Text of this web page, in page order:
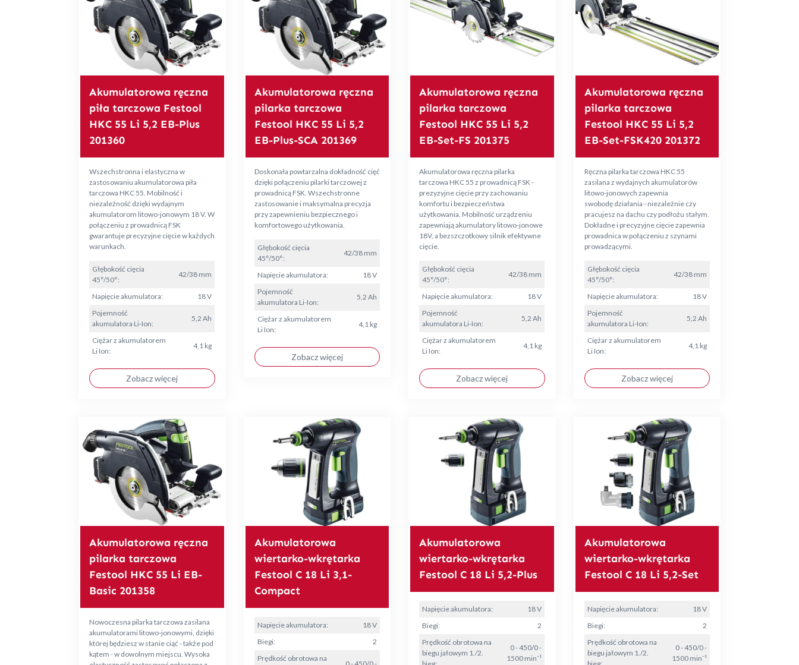
Akumulatorowa ręczna
piła tarczowa Festool
HKC 55 Li 5,2 EB-Plus
201360
Wszechstronna i elastyczna w
zastosowaniu akumulatorowa piła
tarczowa HKC 55. Mobilność i
niezależność dzięki wydajnym
akumulatorom litowo-jonowym 18 V. W
połączeniu z prowadnicą FSK
gwarantuje precyzyjne cięcie w każdych
warunkach.
Głębokość cięcia
45°/50°:
42/38 mm
Napięcie akumulatora:
18 V
Pojemność
akumulatora Li-Ion:
5,2 Ah
Ciężar z akumulatorem
Li Ion:
4,1 kg
Zobacz więcej
Akumulatorowa ręczna
pilarka tarczowa
Festool HKC 55 Li 5,2
EB-Plus-SCA 201369
Doskonała powtarzalna dokładność cięć
dzięki połączeniu pilarki tarczowej z
prowadnicą FSK. Wszechstronne
zastosowanie i maksymalna precyzja
przy zapewnieniu bezpiecznego i
komfortowego użytkowania.
Głębokość cięcia
45°/50°:
42/38 mm
Napięcie akumulatora:
18 V
Pojemność
akumulatora Li-Ion:
5,2 Ah
Ciężar z akumulatorem
Li Ion:
4,1 kg
Zobacz więcej
Akumulatorowa ręczna
pilarka tarczowa
Festool HKC 55 Li 5,2
EB-Set-FS 201375
Akumulatorowa ręczna pilarka
tarczowa HKC 55 z prowadnicą FSK -
prezyzyjne cięcie przy zachowaniu
komfortu i bezpieczeństwa
użytkowania. Mobilność urządzeniu
zapewniają akumulatory litowo-jonowe
18V, a bezszczotkowy silnik efektywne
cięcie.
Głębokość cięcia
45°/50°:
42/38 mm
Napięcie akumulatora:
18 V
Pojemność
akumulatora Li-Ion:
5,2 Ah
Ciężar z akumulatorem
Li Ion:
4,1 kg
Zobacz więcej
Akumulatorowa ręczna
pilarka tarczowa
Festool HKC 55 Li 5,2
EB-Set-FSK420 201372
Ręczna pilarka tarczowa HKC 55
zasilana z wydajnych akumulatorów
litowo-jonowych zapewnia
swobodę działania - niezależnie czy
pracujesz na dachu czy podłożu stałym.
Dokładne i precyzyjne cięcie zapewnia
prowadnica w połączeniu z szynami
prowadzącymi.
Głębokość cięcia
45°/50°:
42/38 mm
Napięcie akumulatora:
18 V
Pojemność
akumulatora Li-Ion:
5,2 Ah
Ciężar z akumulatorem
Li Ion:
4,1 kg
Zobacz więcej
Akumulatorowa ręczna
pilarka tarczowa
Festool HKC 55 Li EB-
Basic 201358
Nowoczesna pilarka tarczowa zasilana
akumulatorami litowo-jonowymi, dzięki
której będziesz w stanie ciąć - także pod
kątem - w dowolnym miejscu. Wysoka
Akumulatorowa
wiertarko-wkrętarka
Festool C 18 Li 3,1-
Compact
Napięcie akumulatora:
18 V
Biegi:
2
Prędkość obrotowa na
Akumulatorowa
wiertarko-wkrętarka
Festool C 18 Li 5,2-Plus
Napięcie akumulatora:
18 V
Biegi:
2
Prędkość obrotowa na
biegu jałowym 1./2.
0 - 450/0 -
1500 min⁻¹
Akumulatorowa
wiertarko-wkrętarka
Festool C 18 Li 5,2-Set
Napięcie akumulatora:
18 V
Biegi:
2
Prędkość obrotowa na
biegu jałowym 1./2.
0 - 450/0 -
1500 min⁻¹